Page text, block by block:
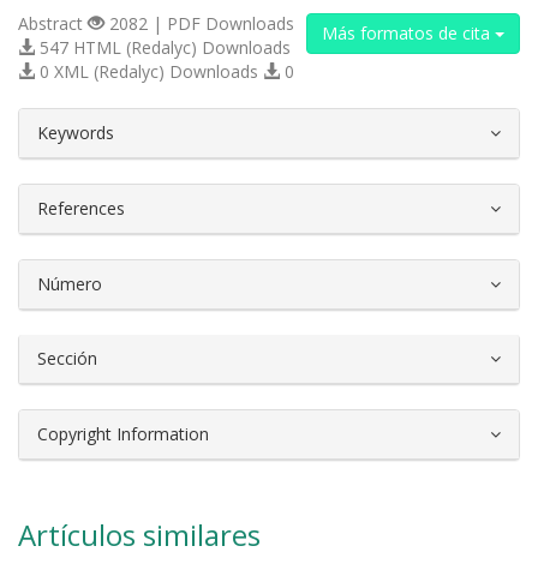
Más formatos de cita
Abstract
2082 | PDF Downloads
547 HTML (Redalyc) Downloads
0 XML (Redalyc) Downloads
0
Keywords
References
Número
Sección
Copyright Information
Artículos similares